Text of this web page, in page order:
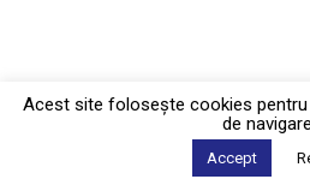
Acest site foloseşte cookies
de
Accept